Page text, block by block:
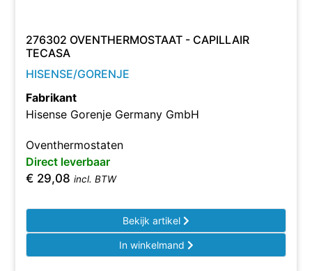
276302 OVENTHERMOSTAAT - CAPILLAIR
TECASA
HISENSE/GORENJE
Fabrikant
Hisense Gorenje Germany GmbH
Oventhermostaten
Direct leverbaar
€ 29,08 incl. BTW
Bekijk artikel
In winkelmand